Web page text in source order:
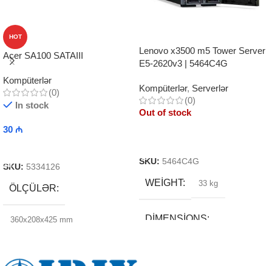
HOT
Acer SA100 SATAIII
Kompüterlər
(0)
In stock
30 ₼
SKU: 5334126
ÖLÇÜLƏR
360x208x425 mm
Lenovo x3500 m5 Tower Server
E5-2620v3 | 5464C4G
Kompüterlər, Serverlər
(0)
Out of stock
SKU: 5464C4G
WEIGHT 33 kg
DIMENSIONS